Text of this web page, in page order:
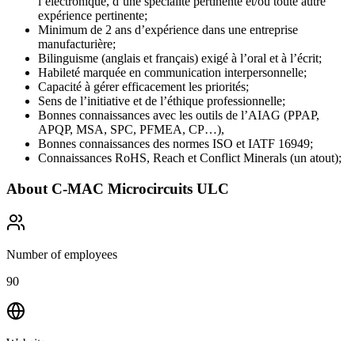
expérience pertinente;
Minimum de 2 ans d’expérience dans une entreprise
manufacturière;
Bilinguisme (anglais et français) exigé à l’oral et à l’écrit;
Habileté marquée en communication interpersonnelle;
Capacité à gérer efficacement les priorités;
Sens de l’initiative et de l’éthique professionnelle;
Bonnes connaissances avec les outils de l’AIAG (PPAP,
APQP, MSA, SPC, PFMEA, CP…),
Bonnes connaissances des normes ISO et IATF 16949;
Connaissances RoHS, Reach et Conflict Minerals (un atout);
About C-MAC Microcircuits ULC
Number of employees
90